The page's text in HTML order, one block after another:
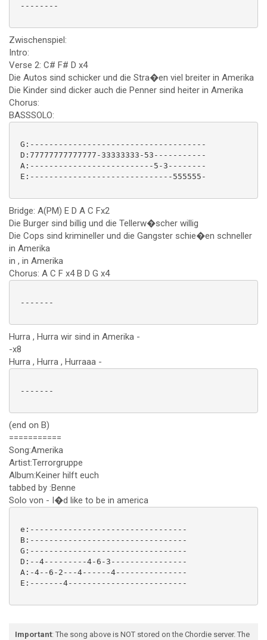
--------
Zwischenspiel:
Intro:
Verse 2: C# F# D x4
Die Autos sind schicker und die Stra�en viel breiter in Amerika
Die Kinder sind dicker auch die Penner sind heiter in Amerika
Chorus:
BASSSOLO:
G:-------------------------------------
D:77777777777777-33333333-53-----------
A:--------------------------5-3--------
E:------------------------------555555-
Bridge: A(PM) E D A C Fx2
Die Burger sind billig und die Tellerw�scher willig
Die Cops sind krimineller und die Gangster schie�en schneller
in Amerika
in , in Amerika
Chorus: A C F x4 B D G x4
-------
Hurra , Hurra wir sind in Amerika -
-x8
Hurra , Hurra , Hurraaa -
-------
(end on B)
===========
Song:Amerika
Artist:Terrorgruppe
Album:Keiner hilft euch
tabbed by :Benne
Solo von - I�d like to be in america
e:---------------------------------
B:---------------------------------
G:---------------------------------
D:--4---------4-6-3----------------
A:-4--6-2---4------4---------------
E:-------4-------------------------
Important: The song above is NOT stored on the Chordie server. The